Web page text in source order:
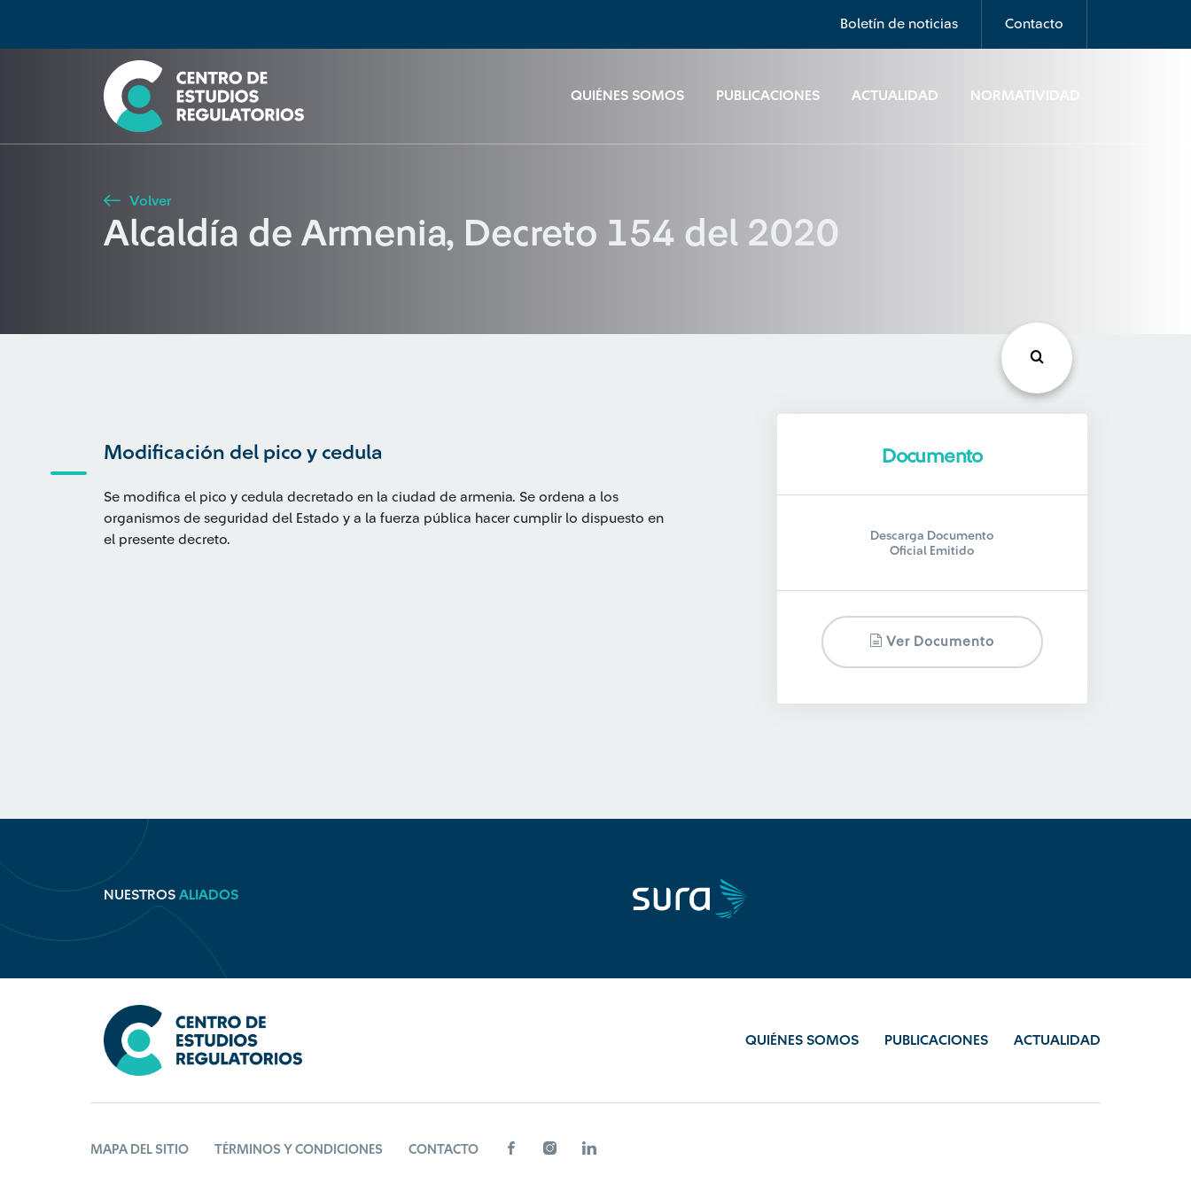
Boletín de noticias Contacto
QUIÉNES SOMOS PUBLICACIONES ACTUALIDAD NORMATIVIDAD
Seleccione país
Buscar
Volver
Alcaldía de Armenia, Decreto 154 del 2020
Modificación del pico y cedula
Se modifica el pico y cedula decretado en la ciudad de armenia. Se ordena a los
organismos de seguridad del Estado y a la fuerza pública hacer cumplir lo dispuesto en
el presente decreto.
Documento
Descarga Documento
Oficial Emitido
Ver Documento
NUESTROS ALIADOS
QUIÉNES SOMOS PUBLICACIONES ACTUALIDAD
MAPA DEL SITIO TÉRMINOS Y CONDICIONES CONTACTO